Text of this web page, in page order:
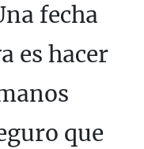
fecha
es hacer
que